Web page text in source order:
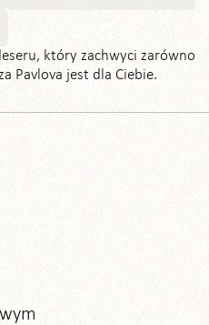
który zachwyci zarówno
Pavlova jest dla Ciebie.